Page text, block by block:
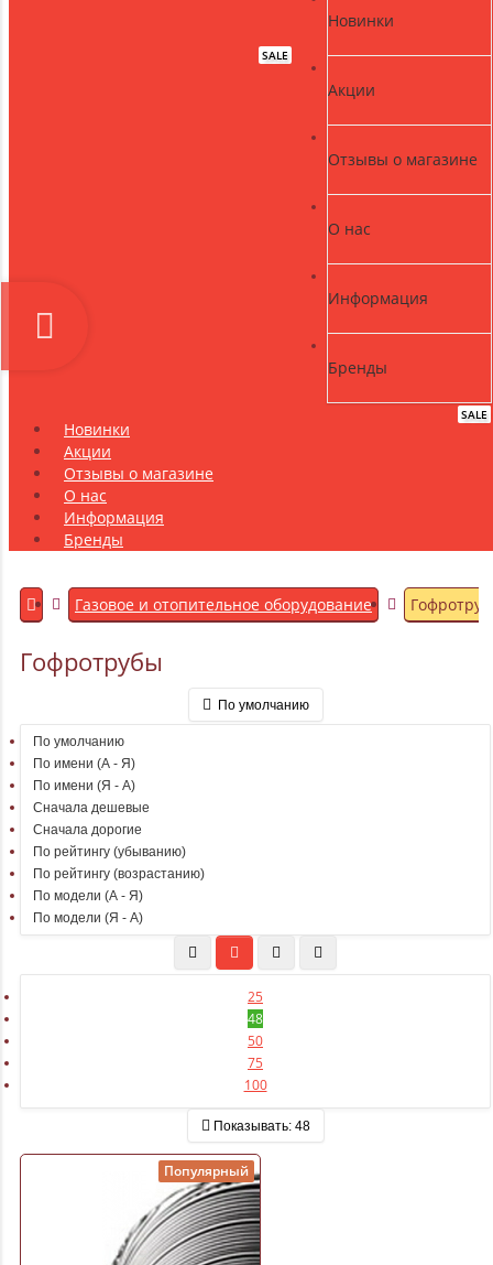
Новинки
SALE
Акции
Отзывы о магазине
О нас
Информация
Бренды
NEW
Новинки
SALE
Акции
Отзывы о магазине
О нас
Информация
Бренды
Газовое и отопительное оборудование
Гофротрубы
По умолчанию
По умолчанию
По имени (A - Я)
По имени (Я - A)
Сначала дешевые
Сначала дорогие
По рейтингу (убыванию)
По рейтингу (возрастанию)
По модели (A - Я)
По модели (Я - A)
25
48
50
75
100
Показывать: 48
Популярный